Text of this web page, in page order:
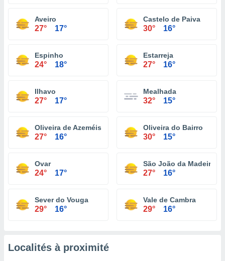
Aveiro
27° 17°
Castelo de Paiva
30° 16°
Espinho
24° 18°
Estarreja
27° 16°
Ilhavo
27° 17°
Mealhada
32° 15°
Oliveira de Azeméis
27° 16°
Oliveira do Bairro
30° 15°
Ovar
24° 17°
São João da Madeira
27° 16°
Sever do Vouga
29° 16°
Vale de Cambra
29° 16°
Localités à proximité